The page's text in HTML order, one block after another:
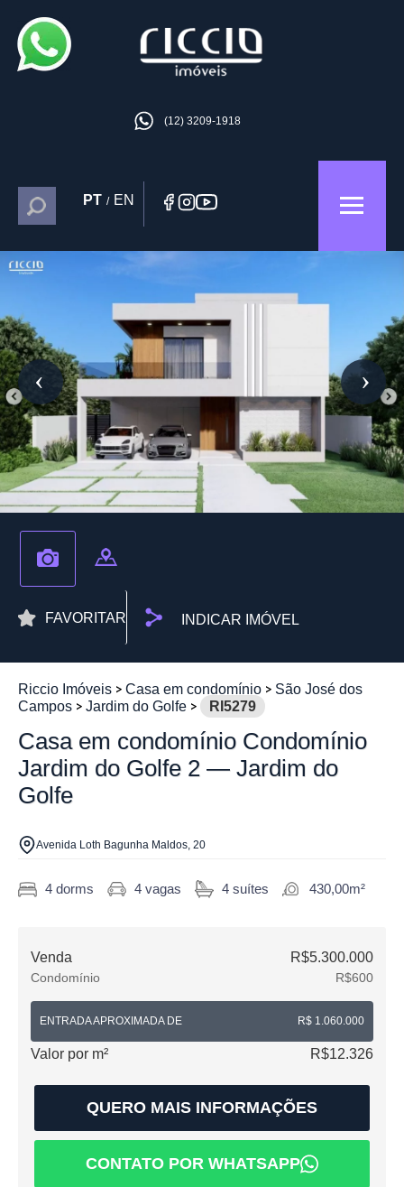
(12) 3209-1918
PT / EN
FAVORITAR INDICAR IMÓVEL
Riccio Imóveis Casa em condomínio
São José dos
Campos
Jardim do Golfe RI5279
Casa em condomínio Condomínio
Jardim do Golfe 2 — Jardim do
Golfe
Avenida Loth Bagunha Maldos, 20
4 dorms 4 vagas 4 suítes 430,00m²
Venda R$5.300.000
Condomínio R$600
ENTRADA APROXIMADA DE R$ 1.060.000
Valor por m² R$12.326
QUERO MAIS INFORMAÇÕES
CONTATO POR WHATSAPP